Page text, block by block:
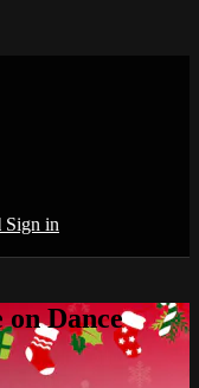
Sign in
Dance